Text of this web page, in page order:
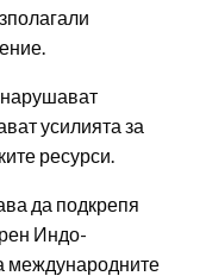
усилията за
ресурси.
да подкрепя
Индо-
международните